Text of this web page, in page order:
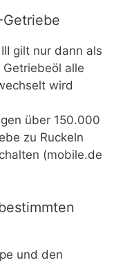
gilt nur dann als
alle
wird
über 150.000
zu Ruckeln
(mobile.de
und den